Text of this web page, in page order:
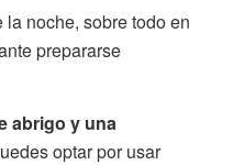
noche, sobre todo en
prepararse
abrigo y una
optar por usar